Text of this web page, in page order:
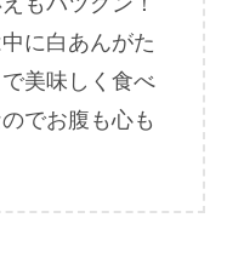
に白あんがた
美味しく食べ
でお腹も心も